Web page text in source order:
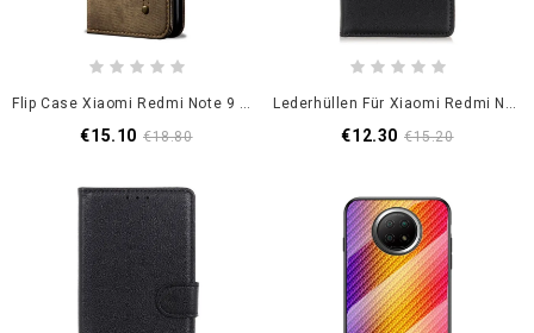
Flip Case Xiaomi Redmi Note 9 5G / Note 9T 5G Schwarz Jeansstoff
€15.10 €18.80
Lederhüllen Für Xiaomi Redmi Note 9 5G / Note 9T 5G Schwarz Einfaches Kunstleder
€12.30 €15.20